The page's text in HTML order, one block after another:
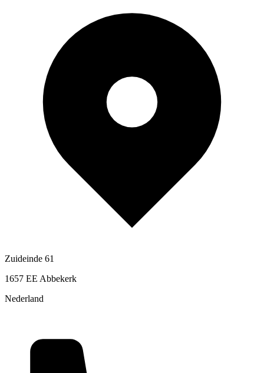
Zuideinde 61
1657 EE Abbekerk
Nederland